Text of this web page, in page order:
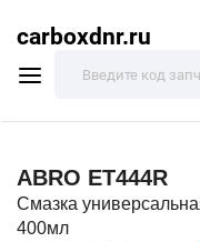
carboxdnr.ru
ABRO ET444R
Смазка
400мл